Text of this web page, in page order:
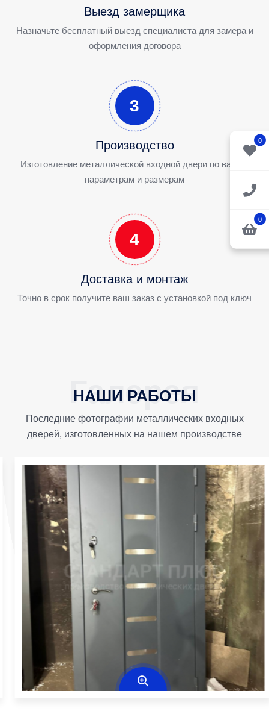
0
0
Выезд замерщика
Назначьте бесплатный выезд специалиста для замера и
оформления договора
3
Производство
Изготовление металлической входной двери по вашим
параметрам и размерам
4
Доставка и монтаж
Точно в срок получите ваш заказ с установкой под ключ
НАШИ РАБОТЫ
Последние фотографии металлических входных
дверей, изготовленных на нашем производстве